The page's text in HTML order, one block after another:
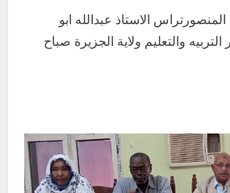
الاستاذ عبدالله ابو
التربيه والتعليم ولاية الجزيرة صباح